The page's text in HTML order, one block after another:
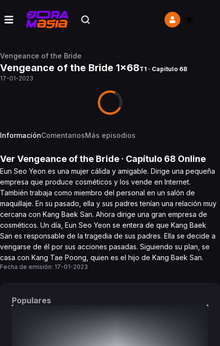
Vengeance of the Bride
Vengeance of the Bride 1x68T1 · Capítulo 68
17-01-2023
InformaciónComentariosMás episodios
Ver Vengeance of the Bride · Capítulo 68 Online
Eun Seo Yeon es una mujer cálida y amigable. Dirige una pequeña
empresa que produce cosméticos y los vende en Internet.
También trabaja como miembro del personal en un salón de
maquillaje. En su pasado, ella y sus padres tenían una relación muy
cercana con Kang Baek San. Ahora dirige una gran empresa de
cosméticos. Un día, Eun Seo Yeon se entera de que Kang Baek
San es responsable de la tragedia de sus padres. Ella se decide a
vengarse de él por sus acciones pasadas. Siguiendo su plan, se
casa con Kang Tae Poong, quien es el hijo de Kang Baek San.
Fecha de emisión: 17-01-2023
Populares